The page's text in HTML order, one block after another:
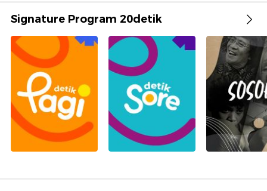
Signature Program 20detik